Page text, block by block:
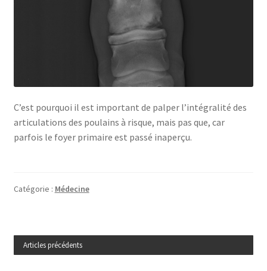
C’est pourquoi il est important de palper l’intégralité des
articulations des poulains à risque, mais pas que, car
parfois le foyer primaire est passé inaperçu.
Catégorie : Médecine
Articles précédents